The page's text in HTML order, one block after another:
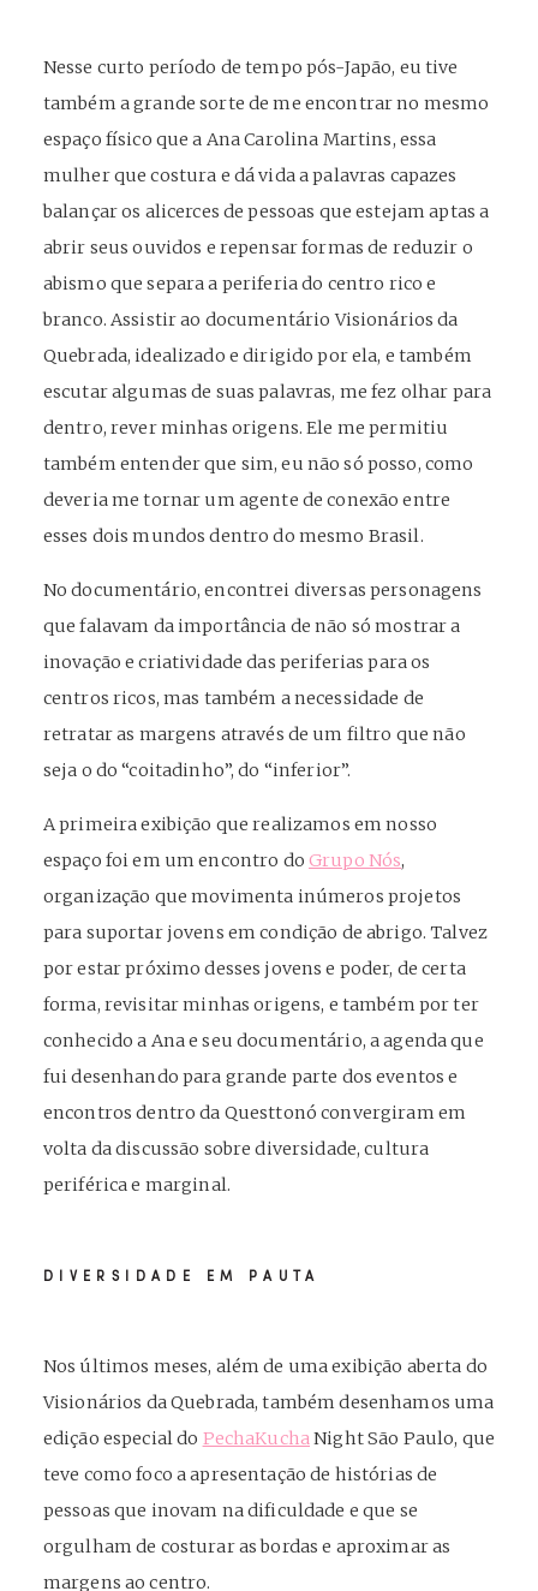
Nesse curto período de tempo pós-Japão, eu tive
também a grande sorte de me encontrar no mesmo
espaço físico que a Ana Carolina Martins, essa
mulher que costura e dá vida a palavras capazes
balançar os alicerces de pessoas que estejam aptas a
abrir seus ouvidos e repensar formas de reduzir o
abismo que separa a periferia do centro rico e
branco. Assistir ao documentário Visionários da
Quebrada, idealizado e dirigido por ela, e também
escutar algumas de suas palavras, me fez olhar para
dentro, rever minhas origens. Ele me permitiu
também entender que sim, eu não só posso, como
deveria me tornar um agente de conexão entre
esses dois mundos dentro do mesmo Brasil.
No documentário, encontrei diversas personagens
que falavam da importância de não só mostrar a
inovação e criatividade das periferias para os
centros ricos, mas também a necessidade de
retratar as margens através de um filtro que não
seja o do “coitadinho”, do “inferior”.
A primeira exibição que realizamos em nosso
espaço foi em um encontro doGrupo Nós,
organização que movimenta inúmeros projetos
para suportar jovens em condição de abrigo. Talvez
por estar próximo desses jovens e poder, de certa
forma, revisitar minhas origens, e também por ter
conhecido a Ana e seu documentário, a agenda que
fui desenhando para grande parte dos eventos e
encontros dentro da Questtonó convergiram em
volta da discussão sobre diversidade, cultura
periférica e marginal.
DIVERSIDADE EM PAUTA
Nos últimos meses, além de uma exibição aberta do
Visionários da Quebrada, também desenhamos uma
edição especial do PechaKuchaNight São Paulo, que
teve como foco a apresentação de histórias de
pessoas que inovam na dificuldade e que se
orgulham de costurar as bordas e aproximar as
margens ao centro.